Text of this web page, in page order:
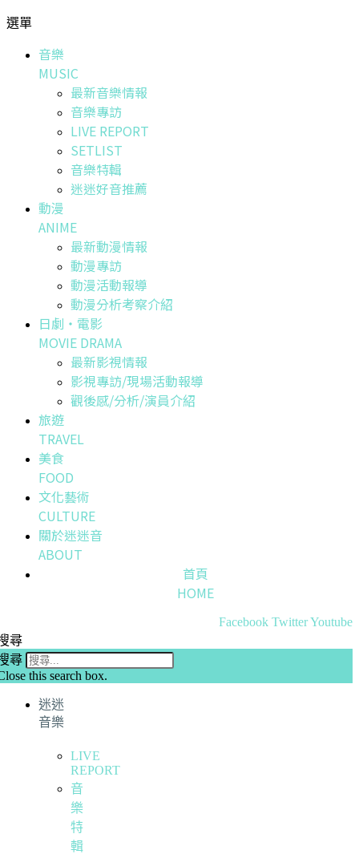
選單
音樂
MUSIC
最新音樂情報
音樂專訪
LIVE REPORT
SETLIST
音樂特輯
迷迷好音推薦
動漫
ANIME
最新動漫情報
動漫專訪
動漫活動報導
動漫分析考察介紹
日劇・電影
MOVIE DRAMA
最新影視情報
影視專訪/現場活動報導
觀後感/分析/演員介紹
旅遊
TRAVEL
美食
FOOD
文化藝術
CULTURE
關於迷迷音
ABOUT
首頁
HOME
Facebook TwitterYoutube
尋
尋
this search box.
迷迷
音樂
LIVE
REPORT
音
樂
特
輯